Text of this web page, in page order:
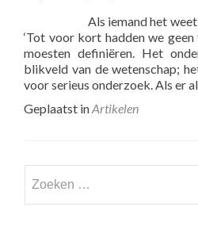
Als iemand het weet
‘Tot voor kort hadden we
moesten definiëren. Het
blikveld van de wetenschap;
voor serieus onderzoek. Als er
Geplaatst inArtikelen